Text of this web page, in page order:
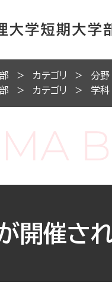
カテゴリ 分野
カテゴリ 学科
開催され